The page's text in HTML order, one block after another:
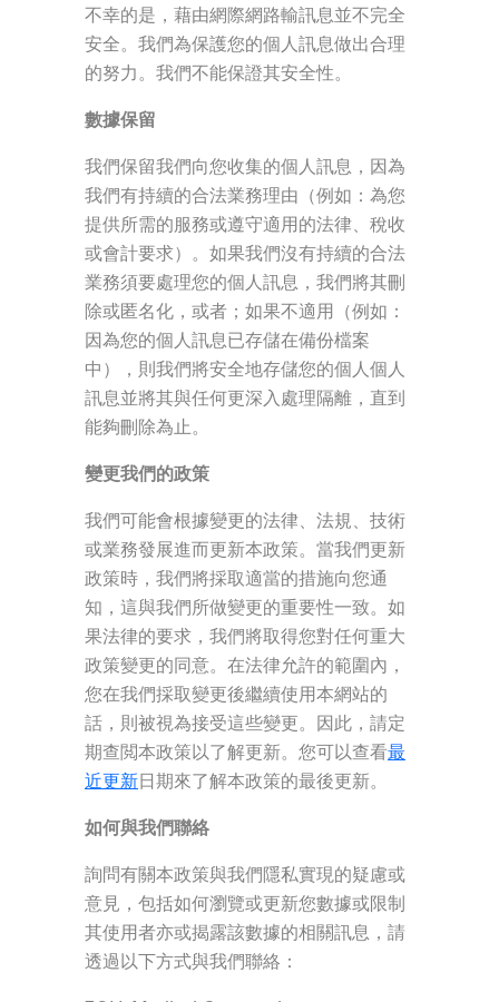
不幸的是，藉由網際網路輸訊息並不完全
安全。我們為保護您的個人訊息做出合理
的努力。我們不能保證其安全性。
數據保留
我們保留我們向您收集的個人訊息，因為
我們有持續的合法業務理由（例如：為您
提供所需的服務或遵守適用的法律、稅收
或會計要求）。如果我們沒有持續的合法
業務須要處理您的個人訊息，我們將其刪
除或匿名化，或者；如果不適用（例如：
因為您的個人訊息已存儲在備份檔案
中），則我們將安全地存儲您的個人個人
訊息並將其與任何更深入處理隔離，直到
能夠刪除為止。
變更我們的政策
我們可能會根據變更的法律、法規、技術
或業務發展進而更新本政策。當我們更新
政策時，我們將採取適當的措施向您通
知，這與我們所做變更的重要性一致。如
果法律的要求，我們將取得您對任何重大
政策變更的同意。在法律允許的範圍內，
您在我們採取變更後繼續使用本網站的
話，則被視為接受這些變更。因此，請定
期查閲本政策以了解更新。您可以查看最
近更新日期來了解本政策的最後更新。
如何與我們聯絡
詢問有關本政策與我們隱私實現的疑慮或
意見，包括如何瀏覽或更新您數據或限制
其使用者亦或揭露該數據的相關訊息，請
透過以下方式與我們聯絡：